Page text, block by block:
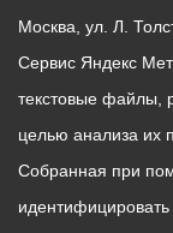
Москва, ул. Л.
Сервис Яндекс
текстовые файлы,
целью анализа их
Собранная при